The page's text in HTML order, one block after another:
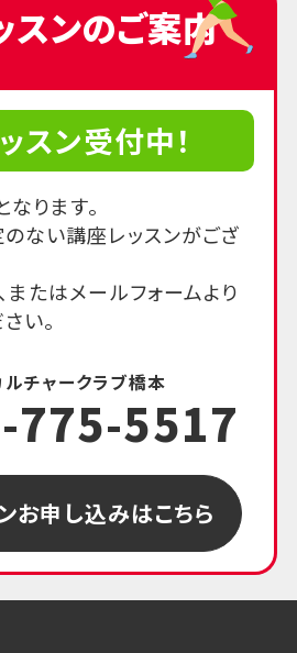
スンのご案内
スン受付中！
ります。
ない講座レッスンがござ
またはメールフォームより
い。
ルチャークラブ橋本
775-5517
お申し込みはこちら